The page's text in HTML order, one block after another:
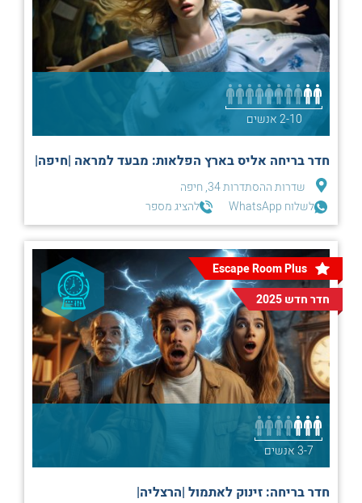
2-10 אנשים
חדר בריחה אליס בארץ הפלאות: מבעד למראה |חיפה|
שדרות ההסתדרות 34, חיפה
לשלוח WhatsApp
להציג מספר
Escape Room Plus
חדר חדש 2025
3-7 אנשים
חדר בריחה: זינוק לאתמול |הרצליה|